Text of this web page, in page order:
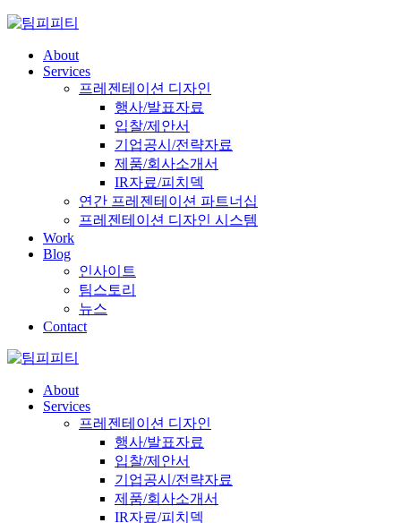
Skip
contentAbout
Services
프레젠테이션 디자인
행사/발표자료
입찰/제안서
기업공시/전략자료
제품/회사소개서
IR자료/피치덱
연간 프레젠테이션 파트너십
프레젠테이션 디자인 시스템
Work
Blog
인사이트
팀스토리
뉴스
Contact
About
Services
프레젠테이션 디자인
행사/발표자료
입찰/제안서
기업공시/전략자료
제품/회사소개서
IR자료/피치덱